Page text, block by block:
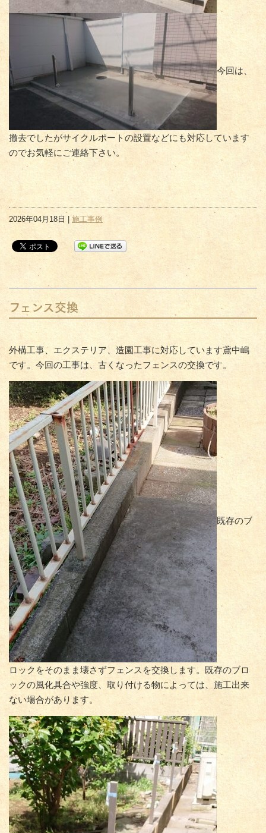
今回は、
撤去でしたがサイクルポートの設置などにも対応しています
のでお気軽にご連絡下さい。
2026年04月18日 | 施工事例
フェンス交換
外構工事、エクステリア、造園工事に対応しています鳶中嶋
です。今回の工事は、古くなったフェンスの交換です。
既存のブ
ロックをそのまま壊さずフェンスを交換します。既存のブロ
ックの風化具合や強度、取り付ける物によっては、施工出来
ない場合があります。